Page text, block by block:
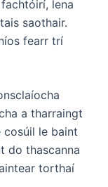
lena
saothair.
fearr trí
a tharraingt
cosúil le baint
do thascanna
torthaí